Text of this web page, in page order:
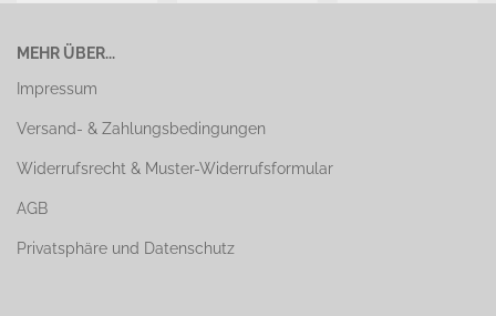
MEHR ÜBER...
Impressum
Versand- & Zahlungsbedingungen
Widerrufsrecht & Muster-Widerrufsformular
AGB
Privatsphäre und Datenschutz